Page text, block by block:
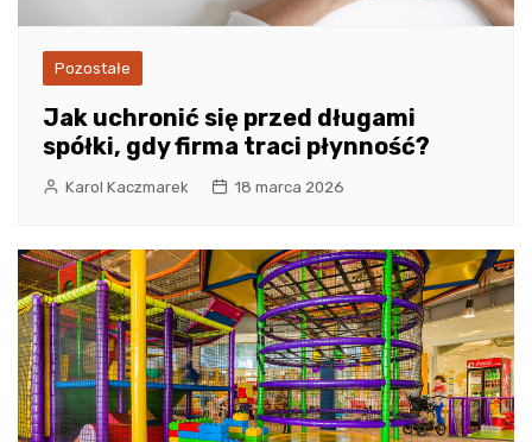
Pozostałe
Jak uchronić się przed długami
spółki, gdy firma traci płynność?
Karol Kaczmarek 18 marca 2026